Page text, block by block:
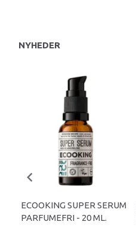
NYHEDER
ECOOKING SUPER SERUM
PARFUMEFRI - 20 ML.